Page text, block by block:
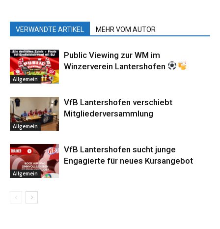
VERWANDTE ARTIKEL MEHR VOM AUTOR
Allgemein
Public Viewing zur WM im
Winzerverein Lantershofen
Allgemein
VfB Lantershofen verschiebt
Mitgliederversammlung
Allgemein
VfB Lantershofen sucht junge
Engagierte für neues Kursangebot